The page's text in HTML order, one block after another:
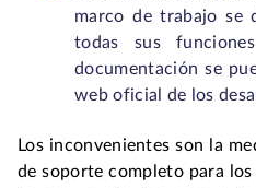
marco de trabajo se
todas sus
documentación se
web oficial de los
Los inconvenientes son la
de soporte completo para los